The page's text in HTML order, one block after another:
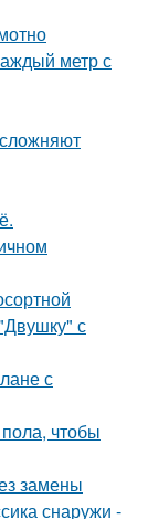
метр с
с
с
чтобы
замены
снаружи -